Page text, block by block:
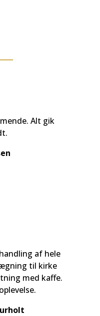
Alt gik
af hele
til kirke
med kaffe.